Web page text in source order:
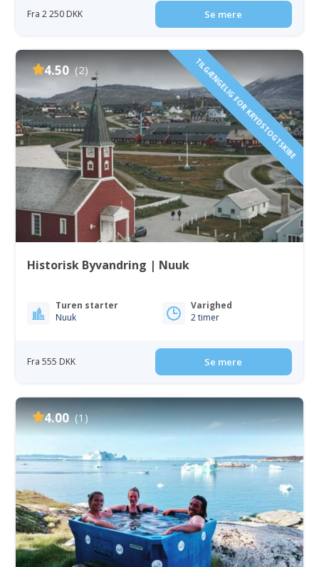
Fra 2 250 DKK Se mere
4.50 (2) TILGÆNGELIG FOR KRYDSTOGTSKIBE
Historisk Byvandring | Nuuk
Turen starter
Nuuk
Varighed
2 timer
Fra 555 DKK Se mere
4.00 (1)